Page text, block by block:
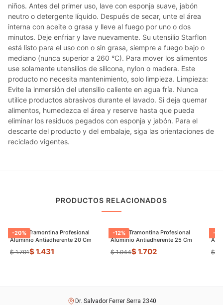
niños. Antes del primer uso, lave con esponja suave, jabón
neutro o detergente líquido. Después de secar, unte el área
interna con aceite o grasa y lleve al fuego por uno o dos
minutos. Deje enfriar y lave nuevamente. Su utensilio Starflon
está listo para el uso con o sin grasa, siempre a fuego bajo o
mediano (nunca superior a 260 °C). Para mover los alimentos
use solamente utensilios de silicona, nylon o madera. Este
producto no necesita mantenimiento, solo limpieza. Limpieza:
Evite la inmersión del utensilio caliente en agua fría. Nunca
utilice productos abrasivos durante el lavado. Si deja quemar
alimentos, humedezca el área y reserve hasta que pueda
eliminar los residuos pegados con esponja y jabón. Para el
descarte del producto y del embalaje, siga las orientaciones de
reciclado vigentes.
PRODUCTOS RELACIONADOS
-20%
Sarten Tramontina Profesional
Aluminio Antiadherente 20 Cm
$ 1.791$ 1.431
-12%
Sarten Tramontina Profesional
Aluminio Antiadherente 25 Cm
$ 1.944$ 1.702
-
$
Dr. Salvador Ferrer Serra 2340